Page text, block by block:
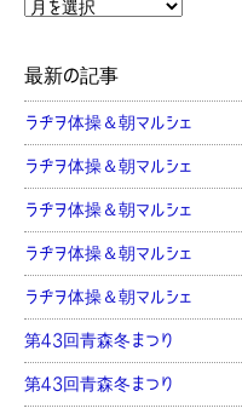
最新の記事
ラヂヲ体操＆朝マルシェ
ラヂヲ体操＆朝マルシェ
ラヂヲ体操＆朝マルシェ
ラヂヲ体操＆朝マルシェ
ラヂヲ体操＆朝マルシェ
第43回青森冬まつり
第43回青森冬まつり